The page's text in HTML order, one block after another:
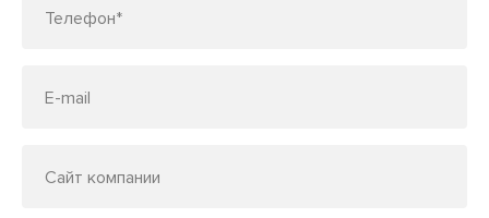
Телефон*
E-mail
Сайт компании